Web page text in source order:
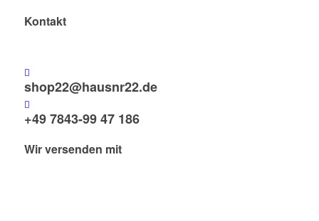
Kontakt
shop22@hausnr22.de
+49 7843-99 47 186
Wir versenden mit